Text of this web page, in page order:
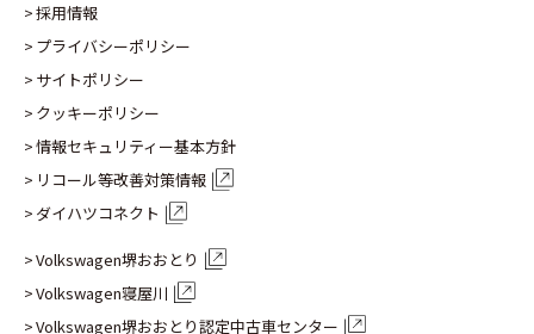
採用情報
プライバシーポリシー
サイトポリシー
クッキーポリシー
情報セキュリティー基本方針
リコール等改善対策情報
ダイハツコネクト
Volkswagen堺おおとり
Volkswagen寝屋川
Volkswagen堺おおとり認定中古車センター